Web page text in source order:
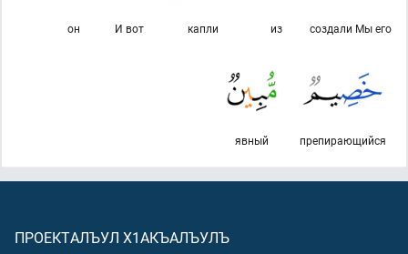
создали Мы его
из
капли
И вот
он
препирающийся
явный
ПРОЕКТАЛЪУЛ Х1АКЪАЛЪУЛЪ